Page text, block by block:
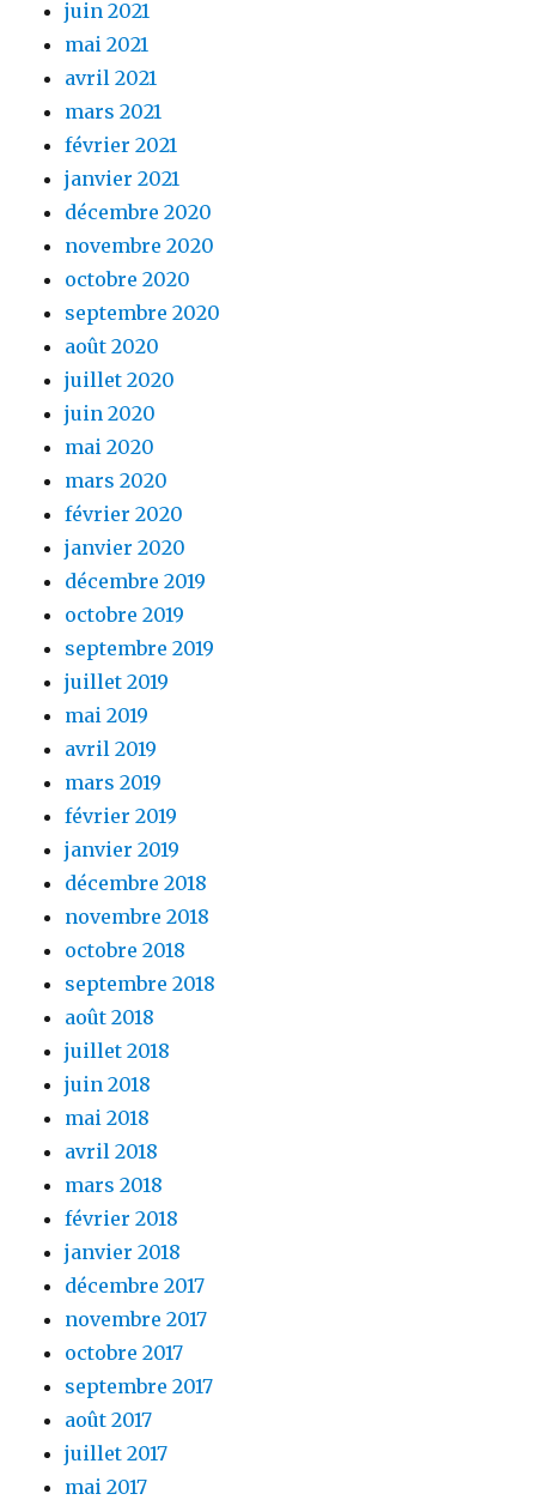
juin 2021
mai 2021
avril 2021
mars 2021
février 2021
janvier 2021
décembre 2020
novembre 2020
octobre 2020
septembre 2020
août 2020
juillet 2020
juin 2020
mai 2020
mars 2020
février 2020
janvier 2020
décembre 2019
octobre 2019
septembre 2019
juillet 2019
mai 2019
avril 2019
mars 2019
février 2019
janvier 2019
décembre 2018
novembre 2018
octobre 2018
septembre 2018
août 2018
juillet 2018
juin 2018
mai 2018
avril 2018
mars 2018
février 2018
janvier 2018
décembre 2017
novembre 2017
octobre 2017
septembre 2017
août 2017
juillet 2017
mai 2017